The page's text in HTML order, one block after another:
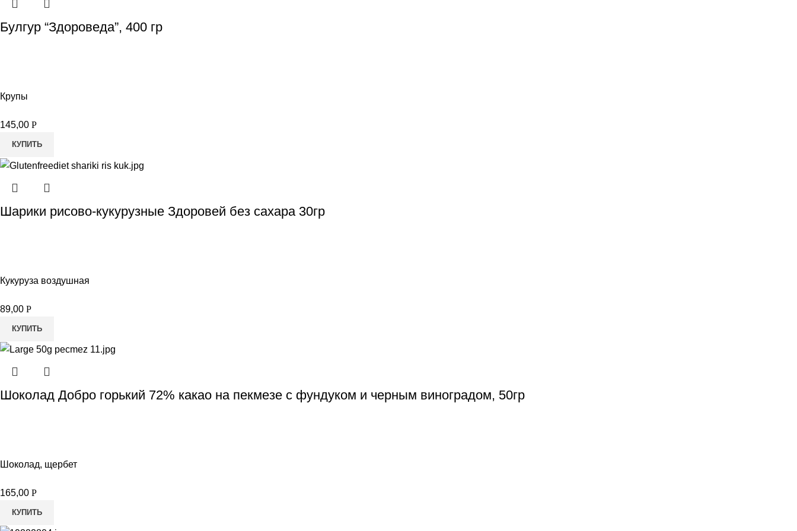
Булгур “Здороведа”, 400 гр
Крупы
145,00 Р
КУПИТЬ
Шарики рисово-кукурузные Здоровей без сахара 30гр
Кукуруза воздушная
89,00 Р
КУПИТЬ
Шоколад Добро горький 72% какао на пекмезе с фундуком и черным виноградом, 50гр
Шоколад, щербет
165,00 Р
КУПИТЬ